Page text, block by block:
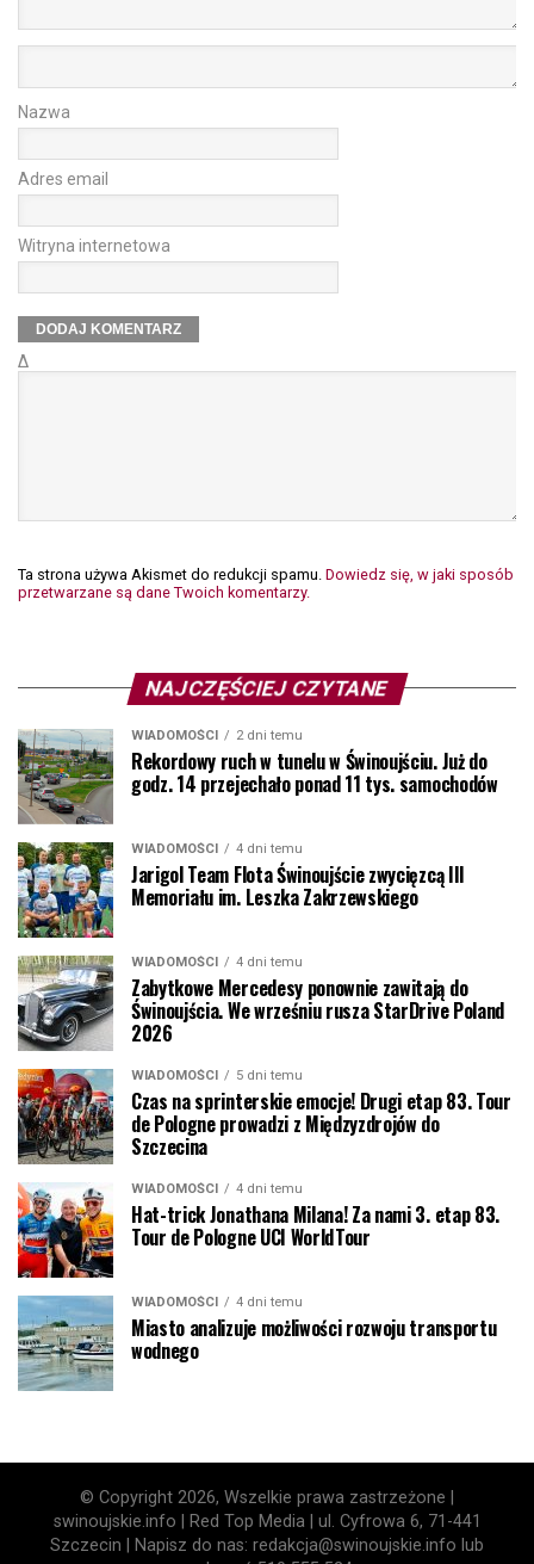
Nazwa
Adres email
Witryna internetowa
Δ
Ta strona używa Akismet do redukcji spamu. Dowiedz się, w jaki sposób
przetwarzane są dane Twoich komentarzy.
NAJCZĘŚCIEJ CZYTANE
WIADOMOŚCI 2 dni temu
Rekordowy ruch w tunelu w Świnoujściu. Już do
godz. 14 przejechało ponad 11 tys. samochodów
WIADOMOŚCI 4 dni temu
Jarigol Team Flota Świnoujście zwycięzcą III
Memoriału im. Leszka Zakrzewskiego
WIADOMOŚCI 4 dni temu
Zabytkowe Mercedesy ponownie zawitają do
Świnoujścia. We wrześniu rusza StarDrive Poland
2026
WIADOMOŚCI 5 dni temu
Czas na sprinterskie emocje! Drugi etap 83. Tour
de Pologne prowadzi z Międzyzdrojów do
Szczecina
WIADOMOŚCI 4 dni temu
Hat-trick Jonathana Milana! Za nami 3. etap 83.
Tour de Pologne UCI WorldTour
WIADOMOŚCI 4 dni temu
Miasto analizuje możliwości rozwoju transportu
wodnego
© Copyright 2026, Wszelkie prawa zastrzeżone |
swinoujskie.info | Red Top Media | ul. Cyfrowa 6, 71-441
Szczecin | Napisz do nas: redakcja@swinoujskie.info lub